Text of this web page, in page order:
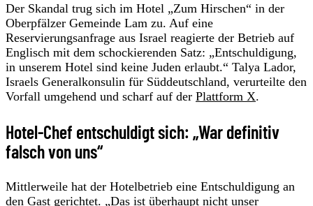
Der Skandal trug sich im Hotel „Zum Hirschen“ in der
Oberpfälzer Gemeinde Lam zu. Auf eine
Reservierungsanfrage aus Israel reagierte der Betrieb auf
Englisch mit dem schockierenden Satz: „Entschuldigung,
in unserem Hotel sind keine Juden erlaubt.“ Talya Lador,
Israels Generalkonsulin für Süddeutschland, verurteilte den
Vorfall umgehend und scharf auf der Plattform X.
Hotel-Chef entschuldigt sich: „War definitiv
falsch von uns“
Mittlerweile hat der Hotelbetrieb eine Entschuldigung an
den Gast gerichtet. „Das ist überhaupt nicht unser